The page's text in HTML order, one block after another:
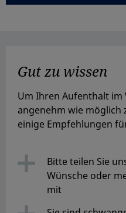
Gut zu wissen
Um Ihren Aufenthalt im
angenehm wie möglich
einige Empfehlungen
Bitte teilen Sie
Wünsche oder
mit